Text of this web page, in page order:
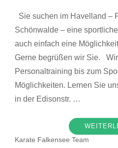
Sie suchen im Havelland –
Schönwalde – eine
auch einfach eine
Gerne begrüßen wir Sie.
Personaltraining bis zum
Möglichkeiten. Lernen Sie
in der Edisonstr. …
Karate Falkensee Team